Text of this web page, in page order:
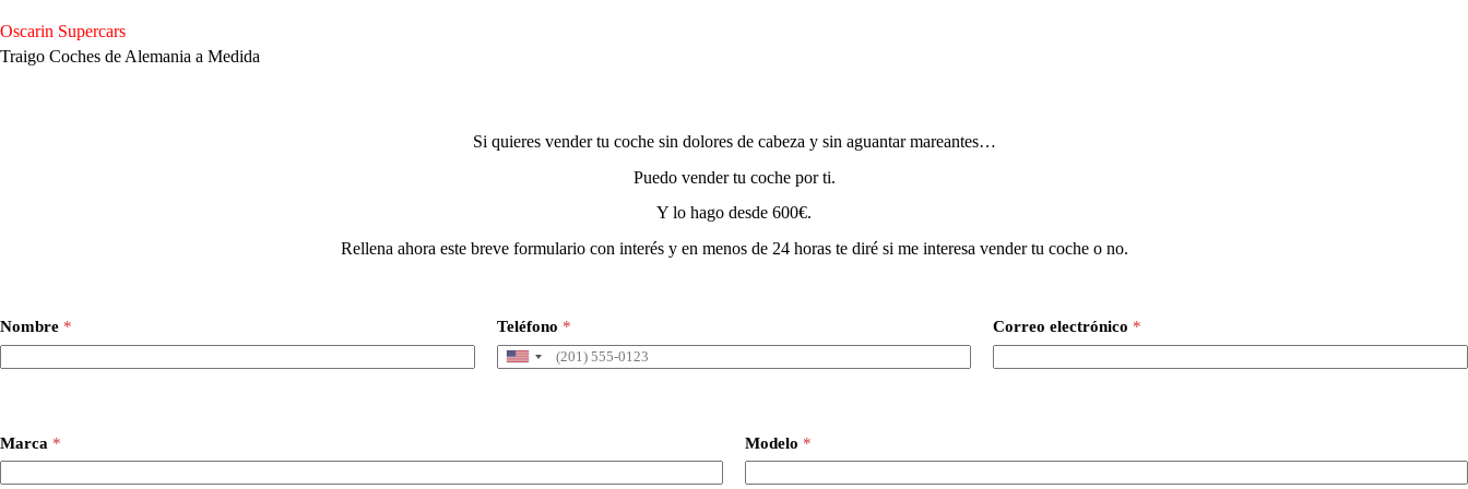
al
contenido
Oscarin Supercars
Traigo Coches de Alemania a Medida
Si quieres vender tu coche sin dolores de cabeza y sin aguantar mareantes…
Puedo vender tu coche por ti.
Y lo hago desde 600€.
Rellena ahora este breve formulario con interés y en menos de 24 horas te diré si me interesa vender tu coche o no.
Nombre * Teléfono * Correo electrónico *
Marca * Modelo *